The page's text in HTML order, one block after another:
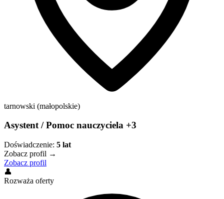
tarnowski (małopolskie)
Asystent / Pomoc nauczyciela +3
Doświadczenie: 5 lat
Zobacz profil →
Zobacz profil
👤
Rozważa oferty